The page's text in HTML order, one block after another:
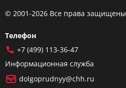
© 2001-2026 Все права защищены
Телефон
+7 (499) 113-36-47
Информационная служба
dolgoprudnyy@chh.ru